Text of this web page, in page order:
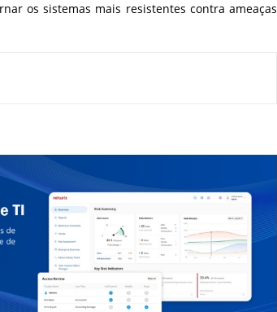
os sistemas mais resistentes contra ameaças